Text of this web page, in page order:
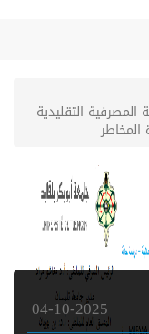
التقليدية
المخاطر
04-10-2025